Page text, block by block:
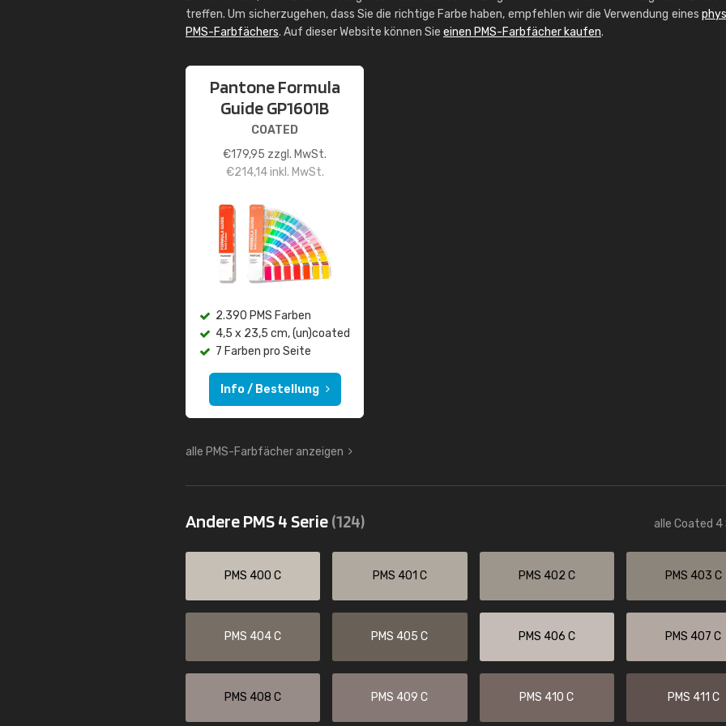
treffen. Um sicherzugehen, dass Sie die richtige Farbe haben, empfehlen wir die Verwendung eines
PMS-Farbfächers. Auf dieser Website können Sie einen PMS-Farbfächer kaufen.
Pantone Formula
Guide GP1601B
COATED
€179,95 zzgl. MwSt.
€214,14inkl. MwSt.
2.390 PMS Farben
4,5 x 23,5 cm, (un)coated
7 Farben pro Seite
Info / Bestellung
alle PMS-Farbfächer anzeigen
Andere PMS 4 Serie(124) alle Coated 4
PMS 400 C PMS 401 C PMS 402 C PMS 403 C
PMS 404 C PMS 405 C PMS 406 C PMS 407 C
PMS 408 C PMS 409 C PMS 410 C PMS 411 C